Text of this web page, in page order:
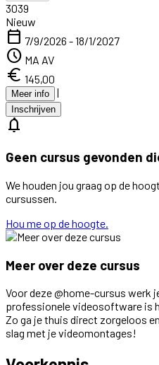
3039
Nieuw
calendar_today 7/9/2026 - 18/1/2027
schedule MA AV
euro 145,00
Meer info |
Inschrijven
notifications
Geen cursus gevonden
We houden jou graag op de
cursussen.
Hou me op de hoogte.
Meer over deze cursus
Voor deze @home-cursus werk
professionele videosoftware is
Zo ga je thuis direct zorgeloos
slag met je videomontages!